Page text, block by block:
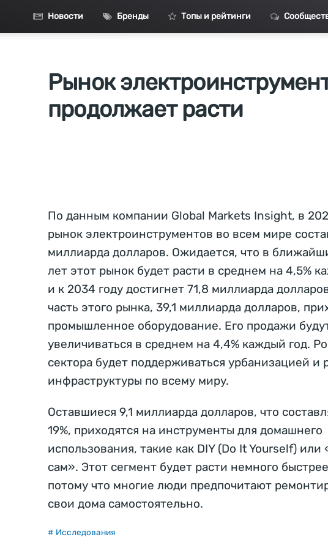
Новости Бренды Топы и рейтинги
Рынок
продолжает расти
По данным компании Global Markets Insight, в
рынок электроинструментов во всем мире
миллиарда долларов. Ожидается, что в
лет этот рынок будет расти в среднем на 4,5%
и к 2034 году достигнет 71,8 миллиарда
часть этого рынка, 39,1 миллиарда долларов,
промышленное оборудование. Его продажи
увеличиваться в среднем на 4,4% каждый год.
сектора будет поддерживаться урбанизацией и
инфраструктуры по всему миру.
Оставшиеся 9,1 миллиарда долларов, что
19%, приходятся на инструменты для домашнего
использования, такие как DIY (Do It Yourself) или
сам». Этот сегмент будет расти немного
потому что многие люди предпочитают
свои дома самостоятельно.
# Исследования